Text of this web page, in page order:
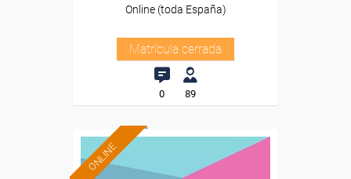
Online (toda España)
Matrícula cerrada
0 89
ONLINE